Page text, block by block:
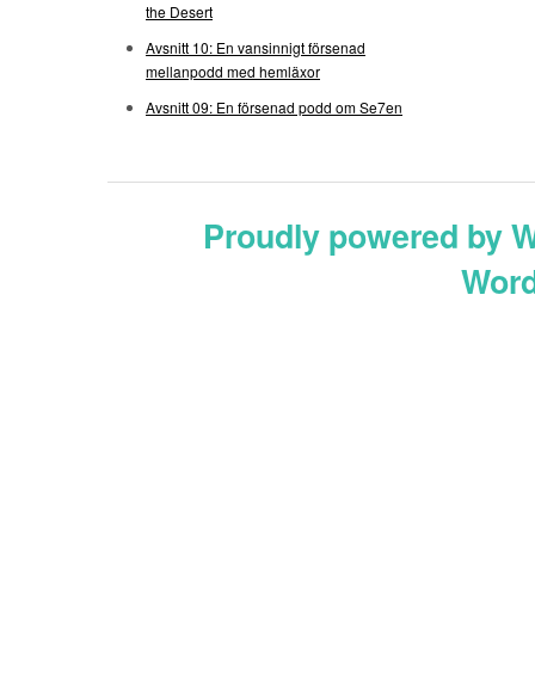
the Desert
Avsnitt 10: En vansinnigt försenad
mellanpodd med hemläxor
Avsnitt 09: En försenad podd om Se7en
Proudly powered by